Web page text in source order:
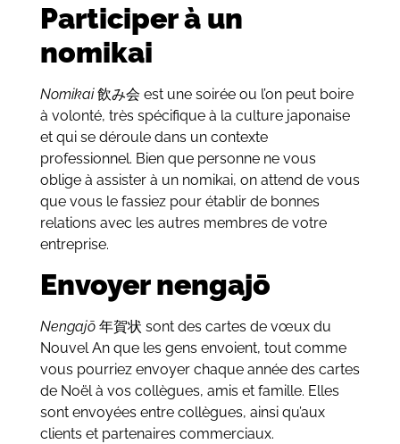
Participer à un
nomikai
Nomikai飲み会 est une soirée ou l’on peut boire
à volonté, très spécifique à la culture japonaise
et qui se déroule dans un contexte
professionnel. Bien que personne ne vous
oblige à assister à un nomikai, on attend de vous
que vous le fassiez pour établir de bonnes
relations avec les autres membres de votre
entreprise.
Envoyer nengajō
Nengajō年賀状 sont des cartes de vœux du
Nouvel An que les gens envoient, tout comme
vous pourriez envoyer chaque année des cartes
de Noël à vos collègues, amis et famille. Elles
sont envoyées entre collègues, ainsi qu’aux
clients et partenaires commerciaux.